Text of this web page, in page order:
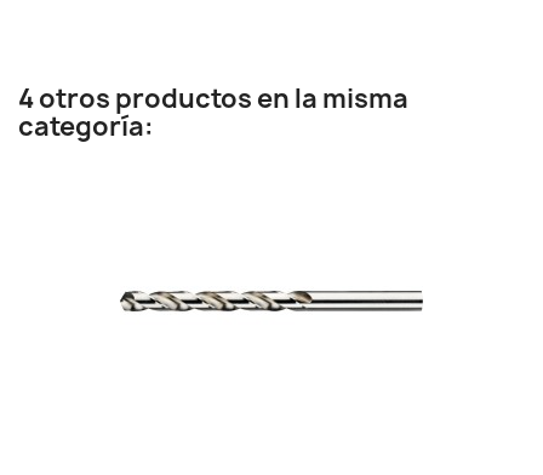
4 otros productos en la misma
categoría: